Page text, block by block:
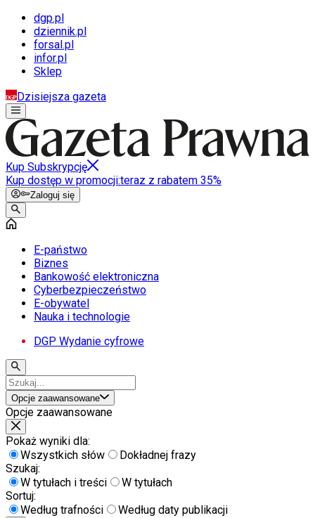
dgp.pl
dziennik.pl
forsal.pl
infor.pl
Sklep
Dzisiejsza gazeta
Kup Subskrypcję
Kup dostęp w promocji:teraz z rabatem 35%
Zaloguj się
E-państwo
Biznes
Bankowość elektroniczna
Cyberbezpieczeństwo
E-obywatel
Nauka i technologie
DGP Wydanie cyfrowe
Opcje zaawansowane
Opcje zaawansowane
Pokaż wyniki dla:
Wszystkich słów
Dokładnej frazy
Szukaj:
W tytułach i treści
W tytułach
Sortuj:
Według trafności
Według daty publikacji